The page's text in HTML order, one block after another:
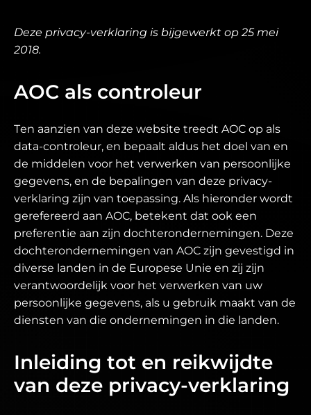
Deze privacy-verklaring is bijgewerkt op 25 mei
2018.
AOC als controleur
Ten aanzien van deze website treedt AOC op als
data-controleur, en bepaalt aldus het doel van en
de middelen voor het verwerken van persoonlijke
gegevens, en de bepalingen van deze privacy-
verklaring zijn van toepassing. Als hieronder wordt
gerefereerd aan AOC, betekent dat ook een
preferentie aan zijn dochterondernemingen. Deze
dochterondernemingen van AOC zijn gevestigd in
diverse landen in de Europese Unie en zij zijn
verantwoordelijk voor het verwerken van uw
persoonlijke gegevens, als u gebruik maakt van de
diensten van die ondernemingen in die landen.
Inleiding tot en reikwijdte
van deze privacy-verklaring